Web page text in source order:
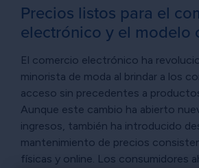
Precios listos para el
electrónico y el modelo
El comercio electrónico ha
minorista de moda al brindar a los
acceso sin precedentes a
Aunque este cambio ha abierto
ingresos, también ha introducido
mantenimiento de precios
físicas y online. Los consumidores